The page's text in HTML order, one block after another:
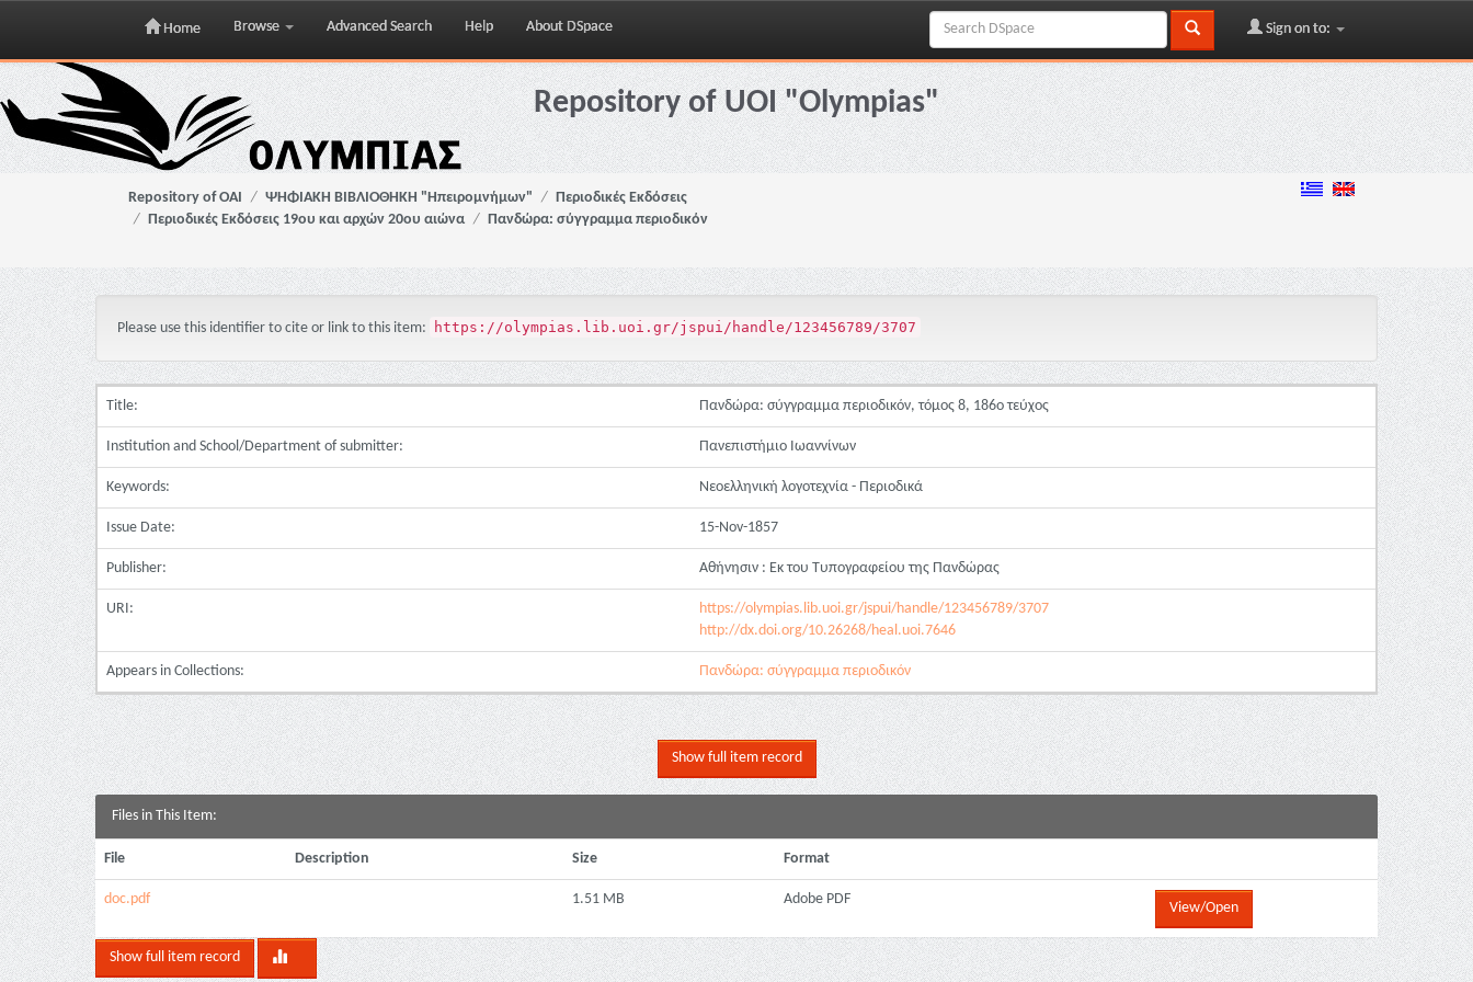
Skip
navigation
Home Browse Advanced Search Help About DSpace Sign on to:
Repository of UOI "Olympias"
Repository of OAI ΨΗΦΙΑΚΗ ΒΙΒΛΙΟΘΗΚΗ "Ηπειρομνήμων"
Περιοδικές Εκδόσεις
Περιοδικές Εκδόσεις 19ου και αρχών 20ου αιώνα
Πανδώρα: σύγγραμμα περιοδικόν
Please use this identifier to cite or link to this item: https://olympias.lib.uoi.gr/jspui/handle/123456789/3707
Title: Πανδώρα: σύγγραμμα περιοδικόν, τόμος 8, 186ο τεύχος
Institution and School/Department of submitter: Πανεπιστήμιο Ιωαννίνων
Keywords: Νεοελληνική λογοτεχνία - Περιοδικά
Issue Date: 15-Nov-1857
Publisher: Αθήνησιν : Εκ του Τυπογραφείου της Πανδώρας
URI:
https://olympias.lib.uoi.gr/jspui/handle/123456789/3707
http://dx.doi.org/10.26268/heal.uoi.7646
Appears in Collections: Πανδώρα: σύγγραμμα περιοδικόν
Show full item record
Files in This Item:
File Description Size Format
doc.pdf 1.51 MB Adobe PDF
View/Open
Show full item record